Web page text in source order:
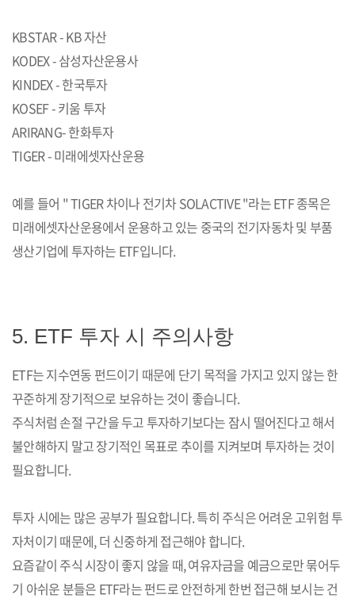
KBSTAR - KB 자산
KODEX - 삼성자산운용사
KINDEX - 한국투자
KOSEF - 키움 투자
ARIRANG- 한화투자
TIGER - 미래에셋자산운용
예를 들어 " TIGER 차이나 전기차 SOLACTIVE "라는 ETF 종목은
미래에셋자산운용에서 운용하고 있는 중국의 전기자동차 및 부품
생산기업에 투자하는 ETF입니다.
5. ETF 투자 시 주의사항
ETF는 지수연동 펀드이기 때문에 단기 목적을 가지고 있지 않는 한
꾸준하게 장기적으로 보유하는 것이 좋습니다.
주식처럼 손절 구간을 두고 투자하기보다는 잠시 떨어진다고 해서
불안해하지 말고 장기적인 목표로 추이를 지켜보며 투자하는 것이
필요합니다.
투자 시에는 많은 공부가 필요합니다. 특히 주식은 어려운 고위험 투
자처이기 때문에, 더 신중하게 접근해야 합니다.
요즘같이 주식 시장이 좋지 않을 때, 여유자금을 예금으로만 묶어두
기 아쉬운 분들은 ETF라는 펀드로 안전하게 한번 접근해 보시는 건